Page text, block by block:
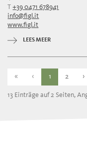
T+39 0471 678941
info@figl.it
www.figl.it
LEES MEER
« ‹ 1 2 ›
13 Einträge auf 2 Seiten,